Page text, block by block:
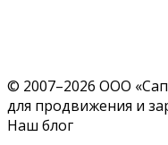
© 2007–2026 ООО
для продвижения и
Наш блог